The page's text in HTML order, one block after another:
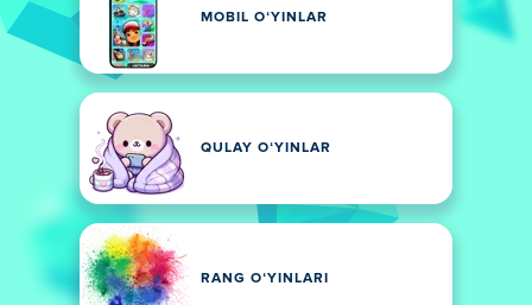
MOBIL OʻYINLAR
QULAY OʻYINLAR
RANG OʻYINLARI